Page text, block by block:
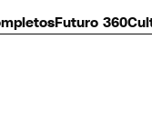
Futuro 360